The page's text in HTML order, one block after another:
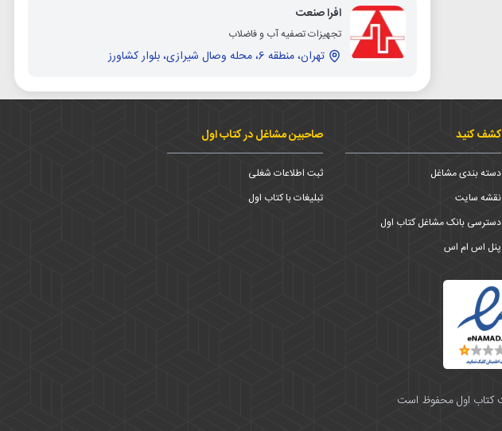
افرا صنعت
تجهیزات تصفیه آب و فاضلاب
تهران، منطقه 6، محله وصال شیرازی، بلوار کشاورز
کشف کنید
دسته بندی مشاغل
نقشه سایت
دسترسی بانک مشاغل کتاب اول
پنل اس ام اس
صاحبین مشاغل در کتاب اول
ثبت اطلاعات شغلی
تبلیغات با کتاب اول